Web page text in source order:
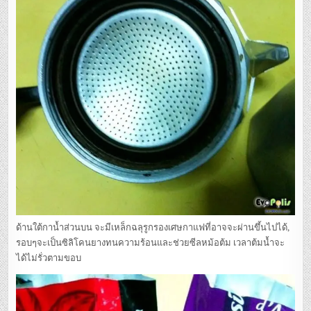
ด้านใต้กาน้ำส่วนบน จะมีเหล็กฉลุรูกรองเศษกาแฟที่อาจจะผ่านขึ้นไปได้,
รอบๆจะเป็นซิลิโคนยางทนความร้อนและช่วยซีลหม้อต้ม เวลาต้มน้ำจะ
ได้ไม่รั่วตามขอบ